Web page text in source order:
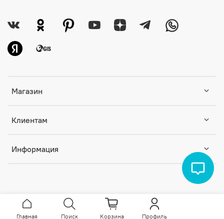
Магазин
Клиентам
Информация
Главная Поиск Корзина Профиль